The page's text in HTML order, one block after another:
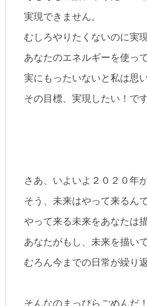
実現できません。
むしろやりたくないのに実
あなたのエネルギーを使っ
実にもったいないと私は思い
その目標、実現したい！で
さあ、いよいよ２０２０年
そう、未来はやって来るんで
やって来る未来をあなたは
あなたがもし、未来を描い
むろん今までの日常が繰り
そんなのまっぴらごめんだ！